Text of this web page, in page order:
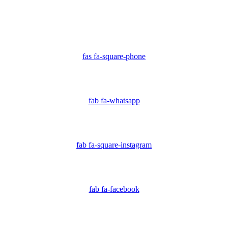
fas fa-square-phone
fab fa-whatsapp
fab fa-square-instagram
fab fa-facebook